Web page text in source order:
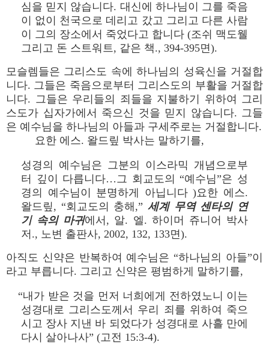
심을 믿지 않습니다. 대신에 하나님이 그를 죽음
이 없이 천국으로 데리고 갔고 그리고 다른 사람
이 그의 장소에서 죽었다고 합니다 (조쉬 맥도웰
그리고 돈 스트워트, 같은 책., 394-395면).
모슬렘들은 그리스도 속에 하나님의 성육신을 거절합
니다. 그들은 죽음으로부터 그리스도의 부활을 거절합
니다. 그들은 우리들의 죄들을 지불하기 위하여 그리
스도가 십자가에서 죽으신 것을 믿지 않습니다. 그들
은 예수님을 하나님의 아들과 구세주로는 거절합니다.
요한 에스. 왈드맆 박사는 말하기를,
성경의 예수님은 그분의 이스라믹 개념으로부
터 깊이 다릅니다…그 회교도의 “예수님”은 성
경의 예수님이 분명하게 아닙니다 )요한 에스.
왈드맆, “회교도의 충해,” 세계 무역 센타의 연
기 속의 마귀에서, 알. 엘. 하이머 쥬니어 박사
저., 노변 출판사, 2002, 132, 133면).
아직도 신약은 반복하여 예수님은 “하나님의 아들”이
라고 부릅니다. 그리고 신약은 평범하게 말하기를,
“내가 받은 것을 먼저 너희에게 전하였노니 이는
성경대로 그리스도께서 우리 죄를 위하여 죽으
시고 장사 지낸 바 되었다가 성경대로 사흘 만에
다시 살아나사” (고전 15:3-4).